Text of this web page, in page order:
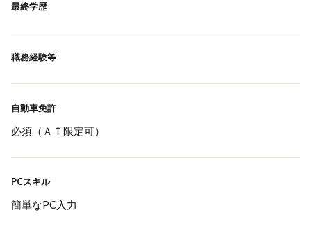
最終学歴
職務経験等
自動車免許
必須（ＡＴ限定可）
PCスキル
簡単なPC入力